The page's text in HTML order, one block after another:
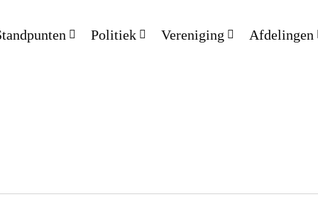
Politiek Vereniging Afdelingen